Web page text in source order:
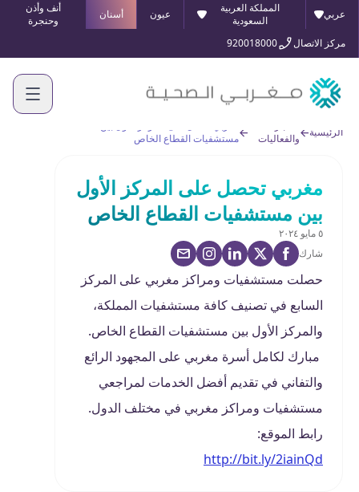
عربي
المملكة العربية
السعودية
عيون أسنان
أنف وأذن
وحنجرة
مركز الاتصال
920018000
الرئيسية
والفعاليات
مستشفيات القطاع الخاص
مغربي تحصل على المركز الأول
بين مستشفيات القطاع الخاص
٥ مايو ٢٠٢٤
شارك
حصلت مستشفيات ومراكز مغربي على المركز
السابع في تصنيف كافة مستشفيات المملكة،
والمركز الأول بين مستشفيات القطاع الخاص.
مبارك لكامل أسرة مغربي على المجهود الرائع
والتفاني في تقديم أفضل الخدمات لمراجعي
مستشفيات ومراكز مغربي في مختلف الدول.
رابط الموقع:
http://bit.ly/2iainQd